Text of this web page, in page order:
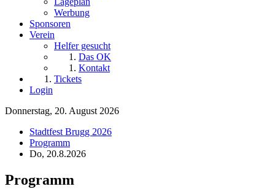
Werbung
Sponsoren
Verein
Helfer gesucht
Das OK
Kontakt
Tickets
Login
Donnerstag, 20. August 2026
Stadtfest Brugg 2026
Programm
Do, 20.8.2026
Programm